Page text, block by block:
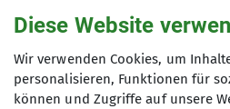
benötigen wir die
folgenden Kategorien
Überträgt Nutzerdaten
Diese Website
Wir verwenden Cookies, um
personalisieren, Funktionen für
können und Zugriffe auf unsere